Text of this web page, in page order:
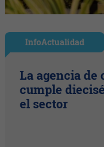
InfoActualidad
La agencia de
cumple
el sector